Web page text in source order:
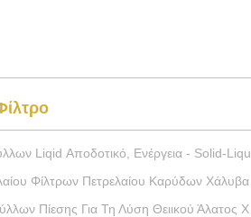
Ενέργεια - Solid-Liquid Αποταμίευσης Εξοπλισμός Χωρισμού
Πετρελαίου Καρύδων Χάλυβα Οριζόντιες Αυτόματες
Πίεσης Για Τη Λύση Θειικού Άλατος Χαλκού